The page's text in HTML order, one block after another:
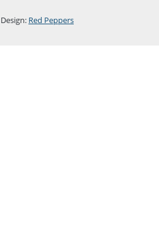
Design: Red Peppers